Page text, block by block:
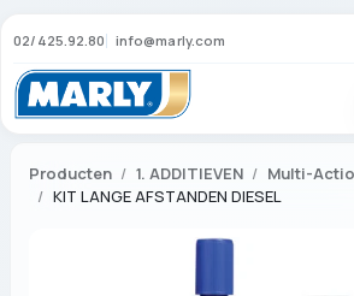
02/425.92.80 info@marly.com
Producten 1. ADDITIEVEN Multi-
KIT LANGE AFSTANDEN DIESEL